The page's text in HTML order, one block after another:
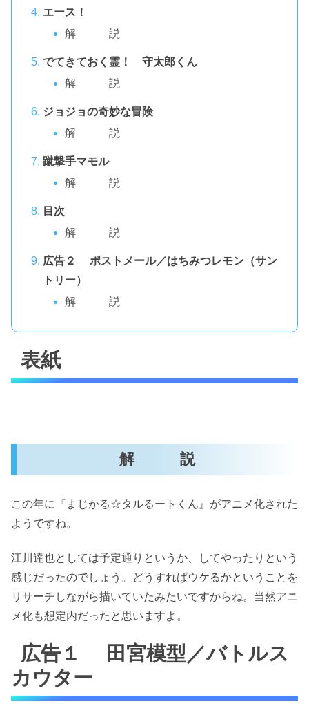
エース！
解 説
でてきておく霊！ 守太郎くん
解 説
ジョジョの奇妙な冒険
解 説
蹴撃手マモル
解 説
目次
解 説
広告２ ポストメール／はちみつレモン（サン
トリー）
解 説
表紙
解 説
この年に『まじかる☆タルるートくん』がアニメ化された
ようですね。
江川達也としては予定通りというか、してやったりという
感じだったのでしょう。どうすればウケるかということを
リサーチしながら描いていたみたいですからね。当然アニ
メ化も想定内だったと思いますよ。
広告１ 田宮模型／バトルス
カウター